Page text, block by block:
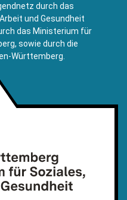
Mail)
durch das
und Gesundheit
das Ministerium für
sowie durch die
Württemberg.